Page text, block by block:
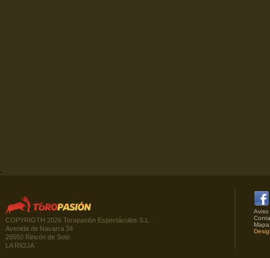
.
COPYRIGTH 2026 Toropasión Espectáculos S.L.
Avenida de Navarra 34
26550 Rincón de Soto
LA RIOJA